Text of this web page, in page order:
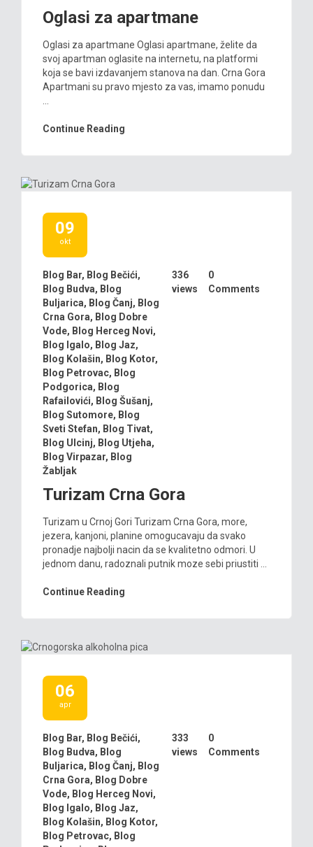
Oglasi za apartmane
Oglasi za apartmane Oglasi apartmane, želite da
svoj apartman oglasite na internetu, na platformi
koja se bavi izdavanjem stanova na dan. Crna Gora
Apartmani su pravo mjesto za vas, imamo ponudu
Continue Reading
09
okt
Blog Bar, Blog Bečići,
Blog Budva, Blog
Buljarica, Blog Čanj, Blog
Crna Gora, Blog Dobre
Vode, Blog Herceg Novi,
Blog Igalo, Blog Jaz,
Blog Kolašin, Blog Kotor,
Blog Petrovac, Blog
Podgorica, Blog
Rafailovići, Blog Šušanj,
Blog Sutomore, Blog
Sveti Stefan, Blog Tivat,
Blog Ulcinj, Blog Utjeha,
Blog Virpazar, Blog
Žabljak
336
views
0
Comments
Turizam Crna Gora
Turizam u Crnoj Gori Turizam Crna Gora, more,
jezera, kanjoni, planine omogucavaju da svako
pronadje najbolji nacin da se kvalitetno odmori. U
jednom danu, radoznali putnik moze sebi priustiti ...
Continue Reading
06
apr
Blog Bar, Blog Bečići,
Blog Budva, Blog
Buljarica, Blog Čanj, Blog
Crna Gora, Blog Dobre
Vode, Blog Herceg Novi,
Blog Igalo, Blog Jaz,
Blog Kolašin, Blog Kotor,
Blog Petrovac, Blog
333
views
0
Comments